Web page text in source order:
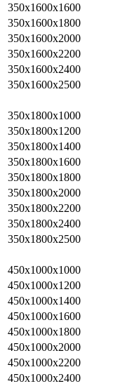
350x1600x1600
350x1600x1800
350x1600x2000
350x1600x2200
350x1600x2400
350x1600x2500
350x1800x1000
350x1800x1200
350x1800x1400
350x1800x1600
350x1800x1800
350x1800x2000
350x1800x2200
350x1800x2400
350x1800x2500
450x1000x1000
450x1000x1200
450x1000x1400
450x1000x1600
450x1000x1800
450x1000x2000
450x1000x2200
450x1000x2400